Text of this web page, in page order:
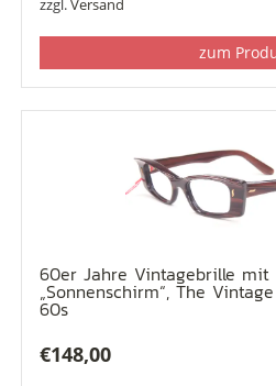
zzgl.Versand
zum
60er Jahre Vintagebrille mit
„Sonnenschirm“, The
60s
€148,00